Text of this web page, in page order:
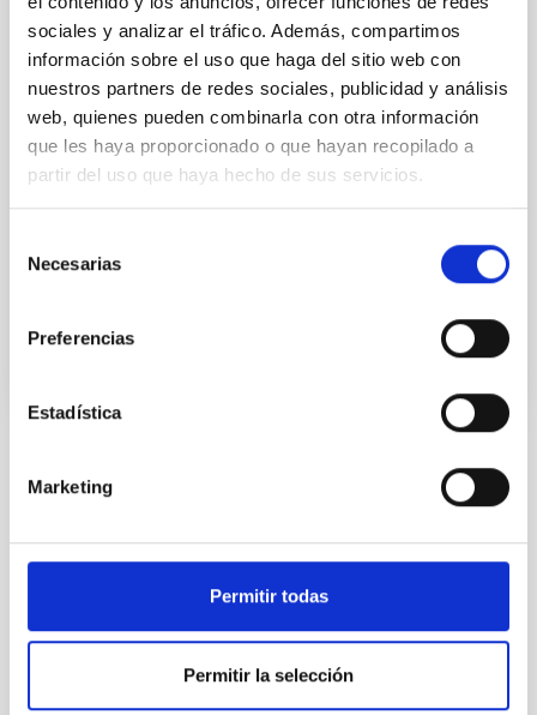
sociales y analizar el tráfico. Además, compartimos
información sobre el uso que haga del sitio web con
nuestros partners de redes sociales, publicidad y análisis
web, quienes pueden combinarla con otra información
que les haya proporcionado o que hayan recopilado a
partir del uso que haya hecho de sus servicios.
Necesarias
Preferencias
Estadística
Marketing
Permitir todas
Permitir la selección
ARES (Alta Resolución ESpectral) es un proyecto
coordinado que pretende unificar y consolidar el
esfuerzo del IAC en la investigación de alta
resolución espectral, impulsando programas
científicos frontera que el IAC desarrolla en el ámbito
de exoplanetas, poblaciones estelares y cosmología,
usando espectroscopía ultraestable de alta
CON ÁRBITRO
Sistema Solar y Sistemas Planetarios (SEYSS)
Física estelar e interestelar (FEEI)
La Vía Láctea y el Grupo Local (MWLG)
Física Solar (FS)
Instrumentación infrarroja
Instrumentación visible